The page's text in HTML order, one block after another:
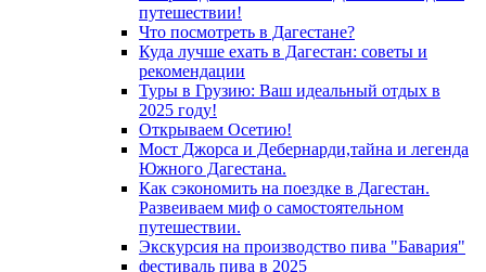
путешествии!
Что посмотреть в Дагестане?
Куда лучше ехать в Дагестан: советы и
рекомендации
Туры в Грузию: Ваш идеальный отдых в
2025 году!
Открываем Осетию!
Мост Джорса и Дебернарди,тайна и легенда
Южного Дагестана.
Как сэкономить на поездке в Дагестан.
Развеиваем миф о самостоятельном
путешествии.
Экскурсия на производство пива "Бавария"
фестиваль пива в 2025